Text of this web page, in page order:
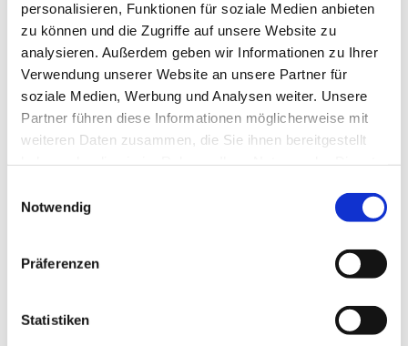
personalisieren, Funktionen für soziale Medien anbieten
zu können und die Zugriffe auf unsere Website zu
analysieren. Außerdem geben wir Informationen zu Ihrer
Verwendung unserer Website an unsere Partner für
soziale Medien, Werbung und Analysen weiter. Unsere
Partner führen diese Informationen möglicherweise mit
weiteren Daten zusammen, die Sie ihnen bereitgestellt
Notwendig
Präferenzen
Statistiken
Jobs in der Nähe!
Auf unserer Plattform findest Du eine große Auswahl
an Stellenangeboten, die nach Städten sortiert sind,
suchen kannst. Egal, ob Du eine neue
Herausforderung suchst, einen beruflichen Wechsel
planst oder einfach eine Stelle in Deinem aktuellen